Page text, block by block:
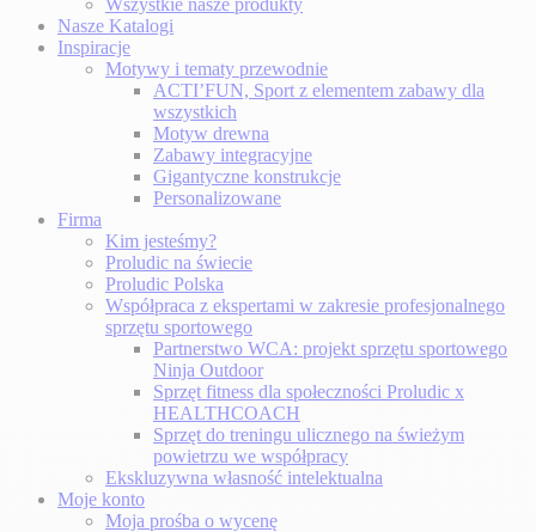
Nasze Katalogi
Inspiracje
Motywy i tematy przewodnie
ACTI’FUN, Sport z elementem zabawy dla
wszystkich
Motyw drewna
Zabawy integracyjne
Gigantyczne konstrukcje
Personalizowane
Firma
Kim jesteśmy?
Proludic na świecie
Proludic Polska
Współpraca z ekspertami w zakresie profesjonalnego
sprzętu sportowego
Partnerstwo WCA: projekt sprzętu sportowego
Ninja Outdoor
Sprzęt fitness dla społeczności Proludic x
HEALTHCOACH
Sprzęt do treningu ulicznego na świeżym
powietrzu we współpracy
Ekskluzywna własność intelektualna
Moje konto
Moja prośba o wycenę